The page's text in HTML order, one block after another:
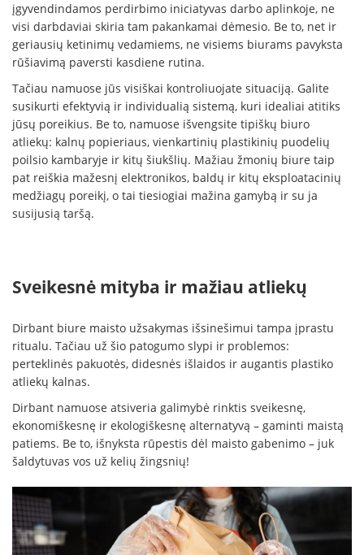
įgyvendindamos perdirbimo iniciatyvas darbo aplinkoje, ne
visi darbdaviai skiria tam pakankamai dėmesio. Be to, net ir
geriausių ketinimų vedamiems, ne visiems biurams pavyksta
rūšiavimą paversti kasdiene rutina.
Tačiau namuose jūs visiškai kontroliuojate situaciją. Galite
susikurti efektyvią ir individualią sistemą, kuri idealiai atitiks
jūsų poreikius. Be to, namuose išvengsite tipiškų biuro
atliekų: kalnų popieriaus, vienkartinių plastikinių puodelių
poilsio kambaryje ir kitų šiukšlių. Mažiau žmonių biure taip
pat reiškia mažesnį elektronikos, baldų ir kitų eksploatacinių
medžiagų poreikį, o tai tiesiogiai mažina gamybą ir su ja
susijusią taršą.
Sveikesnė mityba ir mažiau atliekų
Dirbant biure maisto užsakymas išsinešimui tampa įprastu
ritualu. Tačiau už šio patogumo slypi ir problemos:
perteklinės pakuotės, didesnės išlaidos ir augantis plastiko
atliekų kalnas.
Dirbant namuose atsiveria galimybė rinktis sveikesnę,
ekonomiškesnę ir ekologiškesnę alternatyvą – gaminti maistą
patiems. Be to, išnyksta rūpestis dėl maisto gabenimo – juk
šaldytuvas vos už kelių žingsnių!